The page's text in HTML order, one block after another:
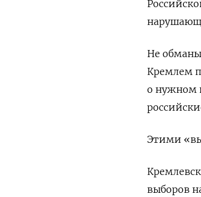
Не
Кремлем
о нужном
Этими
выборов